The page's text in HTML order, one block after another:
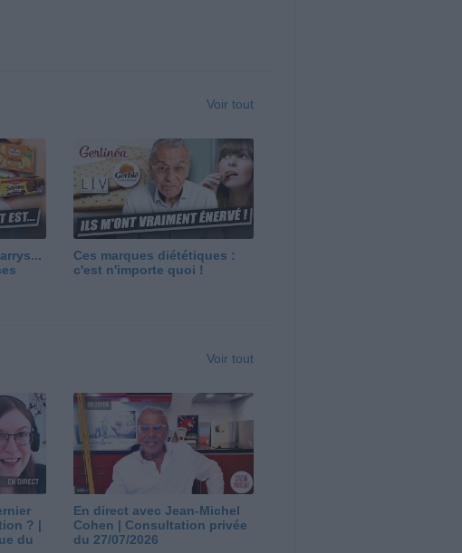
Voir tout
Ces marques diététiques :
c'est n'importe quoi !
Voir tout
? |
du
En direct avec Jean-Michel
Cohen | Consultation privée
du 27/07/2026